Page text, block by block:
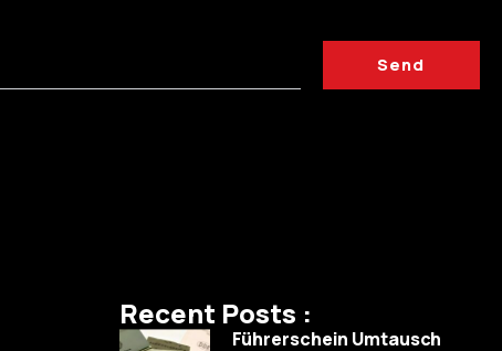
Send
Recent Posts :
Führerschein Umtausch